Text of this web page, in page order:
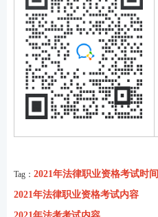
Tag： 2021年法律职业资格考试时间
2021年法律职业资格考试内容